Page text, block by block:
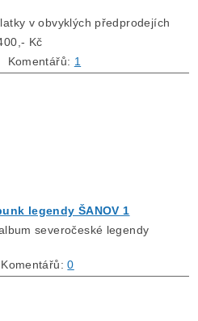
v obvyklých předprodejích
Kč
Komentářů: 1
legendy ŠANOV 1
severočeské legendy
0